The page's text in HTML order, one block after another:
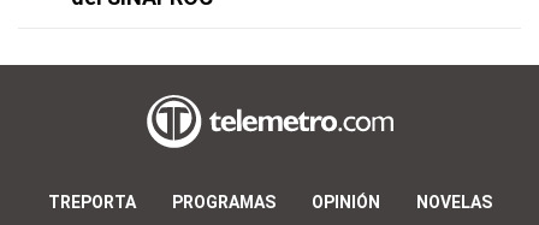
TREPORTA PROGRAMAS OPINIÓN NOVELAS